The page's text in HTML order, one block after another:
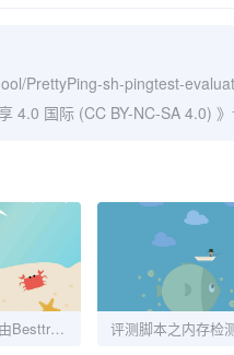
PrettyPing-sh-pingtest-
4.0 国际 (CC BY-NC-SA 4.0)
评测脚本之回程路由Besttrace4Linux